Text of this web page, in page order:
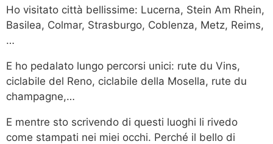
Ho visitato città bellissime: Lucerna, Stein Am Rhein,
Basilea, Colmar, Strasburgo, Coblenza, Metz, Reims,
…
E ho pedalato lungo percorsi unici: rute du Vins,
ciclabile del Reno, ciclabile della Mosella, rute du
champagne,…
E mentre sto scrivendo di questi luoghi li rivedo
come stampati nei miei occhi. Perché il bello di